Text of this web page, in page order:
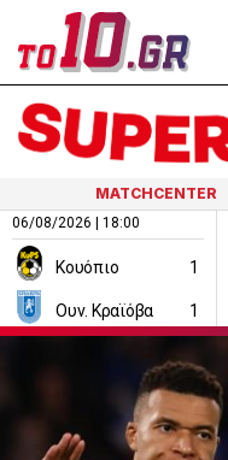
MATCHCENTER
06/08/2026 | 18:00
Κουόπιο 1
Ουν. Κραϊόβα 1